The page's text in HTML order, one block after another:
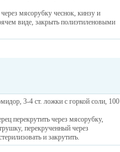
мясорубку чеснок, кинзу и
виде, закрыть полиэтиленовыми
3-4 ст. ложки с горкой соли, 100
перекрутить через мясорубку,
перекрученный через
и закрутить.